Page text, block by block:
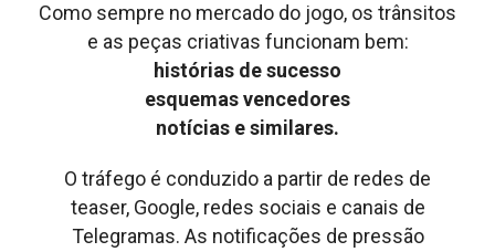
Como sempre no mercado do jogo, os trânsitos
e as peças criativas funcionam bem:
histórias de sucesso
esquemas vencedores
notícias e similares.
O tráfego é conduzido a partir de redes de
teaser, Google, redes sociais e canais de
Telegramas. As notificações de pressão